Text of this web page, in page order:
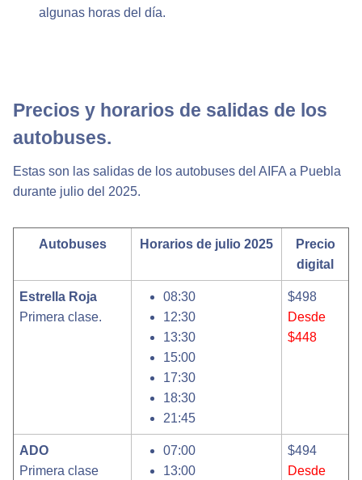
algunas horas del día.
Precios y horarios de salidas de los
autobuses.
Estas son las salidas de los autobuses del AIFA a Puebla
durante julio del 2025.
Autobuses Horarios de julio 2025
Precio
digital
Estrella Roja
Primera clase.
08:30
12:30
13:30
15:00
17:30
18:30
21:45
$498
Desde
$448
ADO
Primera clase
07:00
13:00
$494
Desde